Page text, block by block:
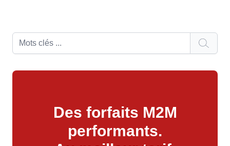
Des forfaits M2M
performants.